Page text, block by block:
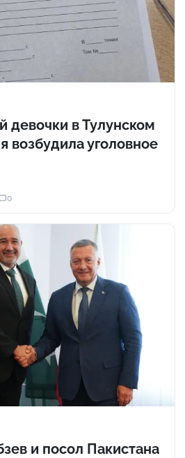
девочки в Тулунском
возбудила уголовное
0
и посол Пакистана